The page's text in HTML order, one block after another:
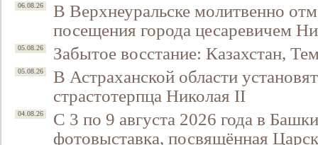
06.08.26
В Верхнеуральске молитвенно
посещения города цесаревичем
05.08.26 Забытое восстание: Казахстан,
05.08.26
В Астраханской области
страстотерпца Николая II
04.08.26
С 3 по 9 августа 2026 года в
фотовыставка, посвящённая
Свидетельство